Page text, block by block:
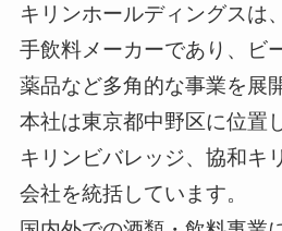
キリンホールディングスは
手飲料メーカーであり、ビ
薬品など多角的な事業を展
本社は東京都中野区に位置
キリンビバレッジ、協和キ
会社を統括しています。